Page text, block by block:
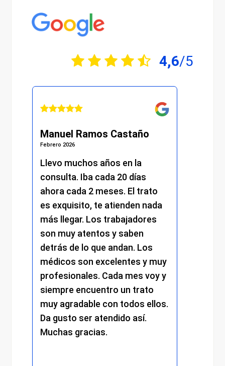
4,6/5
Manuel Ramos Castaño
Febrero 2026
Llevo muchos años en la
consulta. Iba cada 20 días
ahora cada 2 meses. El trato
es exquisito, te atienden nada
más llegar. Los trabajadores
son muy atentos y saben
detrás de lo que andan. Los
médicos son excelentes y muy
profesionales. Cada mes voy y
siempre encuentro un trato
muy agradable con todos ellos.
Da gusto ser atendido así.
Muchas gracias.